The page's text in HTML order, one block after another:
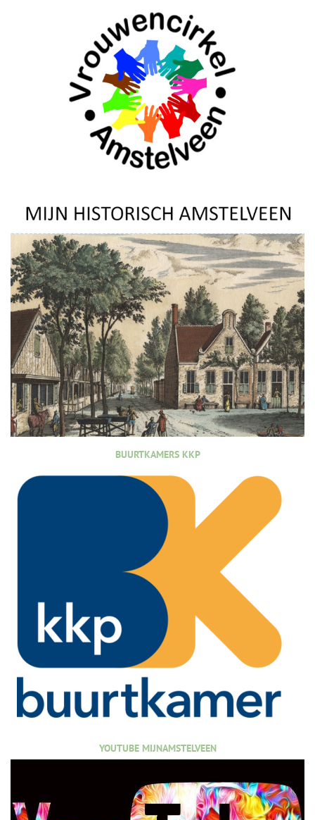
BUURTKAMERS KKP
YOUTUBE MIJNAMSTELVEEN